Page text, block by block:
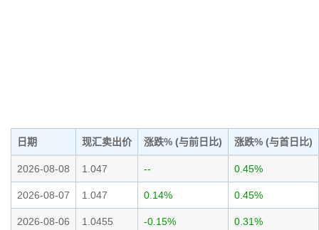
日期 现汇卖出价 涨跌% (与前日比) 涨跌% (与首日比)
2026-08-08 1.047 -- 0.45%
2026-08-07 1.047 0.14% 0.45%
2026-08-06 1.0455 -0.15% 0.31%